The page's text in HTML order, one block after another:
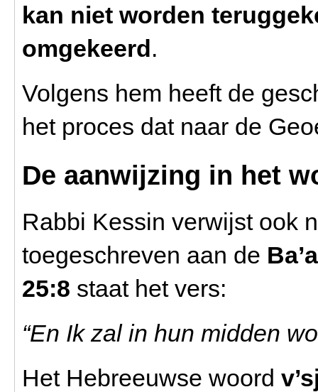
kan niet worden
omgekeerd.
Volgens hem heeft de
het proces dat naar de
De aanwijzing in het
Rabbi Kessin verwijst ook
toegeschreven aan de
25:8 staat het vers:
“En Ik zal in hun midden
Het Hebreeuwse woord